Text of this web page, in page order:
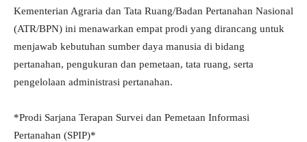
Kementerian Agraria dan Tata Ruang/Badan Pertanahan Nasional
(ATR/BPN) ini menawarkan empat prodi yang dirancang untuk
menjawab kebutuhan sumber daya manusia di bidang
pertanahan, pengukuran dan pemetaan, tata ruang, serta
pengelolaan administrasi pertanahan.
*Prodi Sarjana Terapan Survei dan Pemetaan Informasi
Pertanahan (SPIP)*